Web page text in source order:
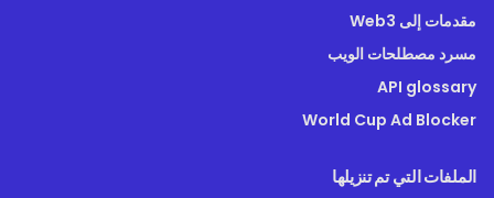
مقدمات إلى Web3
مسرد مصطلحات الويب
API glossary
World Cup Ad Blocker
الملفات التي تم تنزيلها